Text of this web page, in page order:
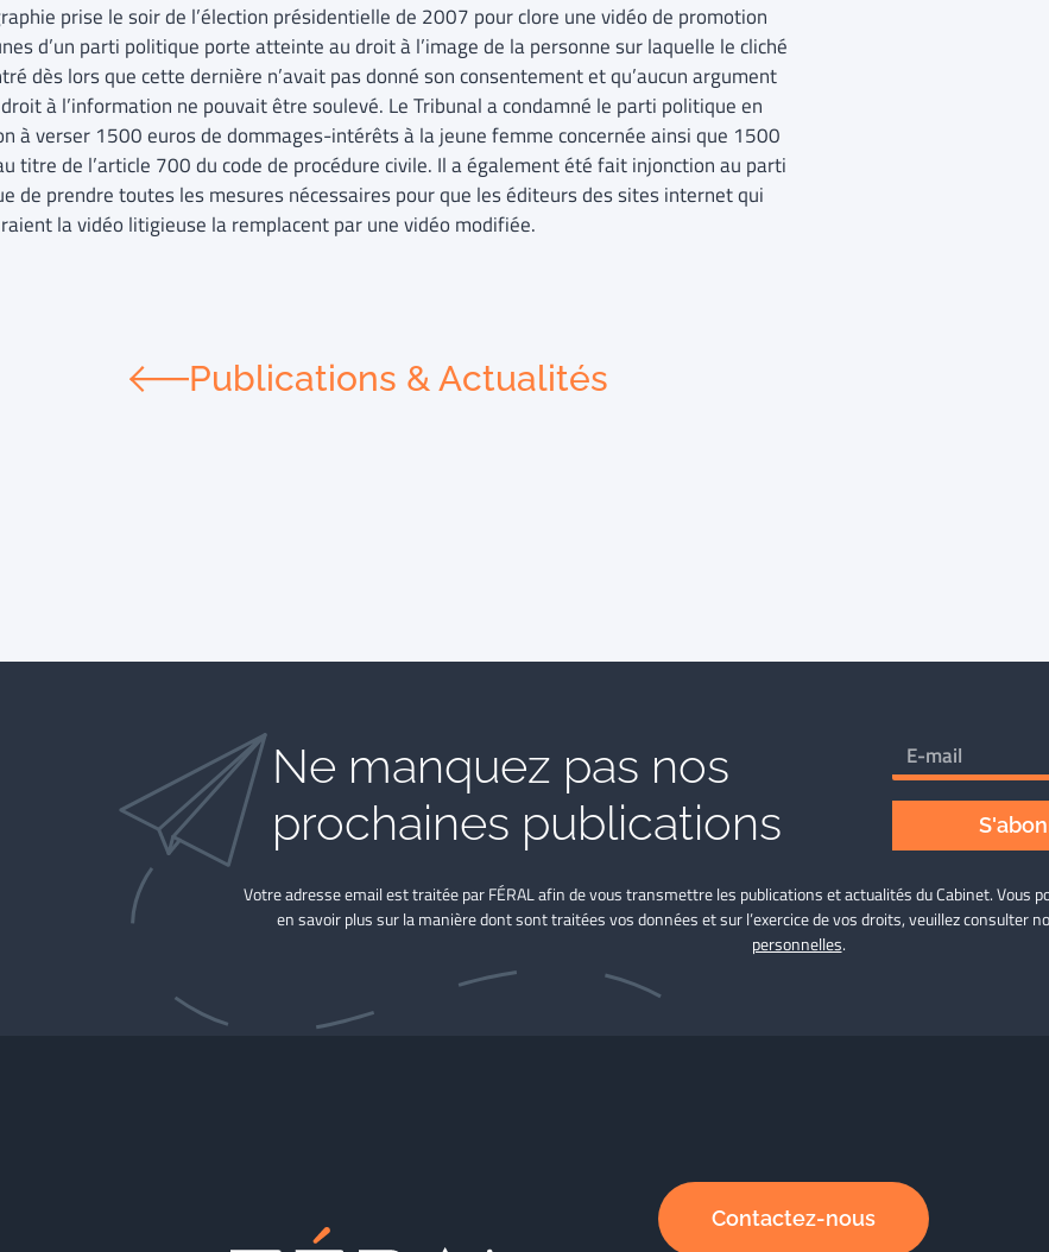
prise le soir de l’élection présidentielle de 2007 pour clore une vidéo de promotion
d’un parti politique porte atteinte au droit à l’image de la personne sur laquelle le cliché
dès lors que cette dernière n’avait pas donné son consentement et qu’aucun argument
à l’information ne pouvait être soulevé. Le Tribunal a condamné le parti politique en
à verser 1500 euros de dommages-intérêts à la jeune femme concernée ainsi que 1500
titre de l’article 700 du code de procédure civile. Il a également été fait injonction au parti
de prendre toutes les mesures nécessaires pour que les éditeurs des sites internet qui
la vidéo litigieuse la remplacent par une vidéo modifiée.
Publications & Actualités
Ne manquez pas nos
prochaines publications
Votre adresse email est traitée par FÉRAL afin de vous transmettre les publications et actualités du Cabinet. Vous
en savoir plus sur la manière dont sont traitées vos données et sur l’exercice de vos droits, veuillez consulter
personnelles.
Contactez-nous